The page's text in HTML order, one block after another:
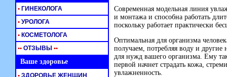
Современная модельная линия
и монтажа и способна работать
поскольку работает практически
Оптимальная для организма
получаем, потребляя воду и другие
для нужд вашего организма. Ему
первой начнет страдать кожа,
увлажненность.
• ГИНЕКОЛОГА
• УРОЛОГА
• КОСМЕТОЛОГА
•• ОТЗЫВЫ ••
Ваше здоровье
• ЗДОРОВЬЕ ЖЕНЩИН